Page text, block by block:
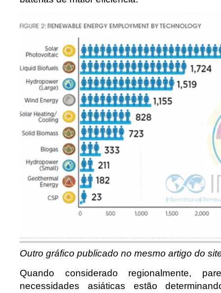
Outro gráfico publicado no mesmo artigo do
Quando considerado regionalmente,
necessidades asiáticas estão